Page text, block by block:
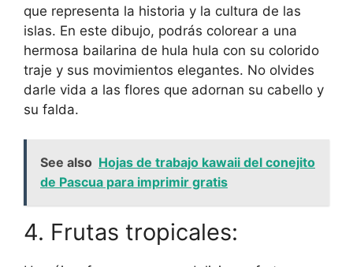
que representa la historia y la cultura de las
islas. En este dibujo, podrás colorear a una
hermosa bailarina de hula hula con su colorido
traje y sus movimientos elegantes. No olvides
darle vida a las flores que adornan su cabello y
su falda.
See also Hojas de trabajo kawaii del conejito
de Pascua para imprimir gratis
4. Frutas tropicales: